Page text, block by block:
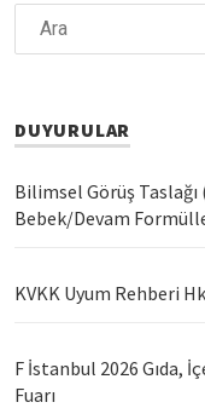
DUYURULAR
Bilimsel Görüş
Bebek/Devam
KVKK Uyum Rehberi
F İstanbul 2026 Gıda,
Fuarı